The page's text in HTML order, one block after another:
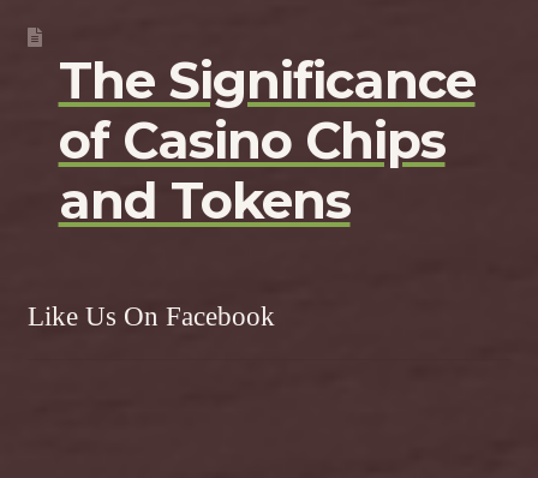
The Significance
of Casino Chips
and Tokens
Like Us On Facebook